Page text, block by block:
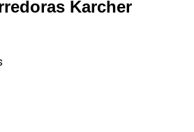
Karcher